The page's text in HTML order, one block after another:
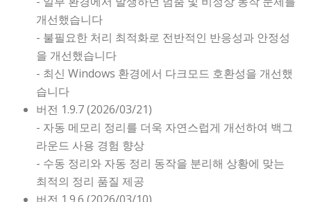
개선했습니다
- 불필요한 처리 최적화로 전반적인 반응성과 안정성
을 개선했습니다
- 최신 Windows 환경에서 다크모드 호환성을 개선했
습니다
버전 1.9.7 (2026/03/21)
- 자동 메모리 정리를 더욱 자연스럽게 개선하여 백그
라운드 사용 경험 향상
- 수동 정리와 자동 정리 동작을 분리해 상황에 맞는
최적의 정리 품질 제공